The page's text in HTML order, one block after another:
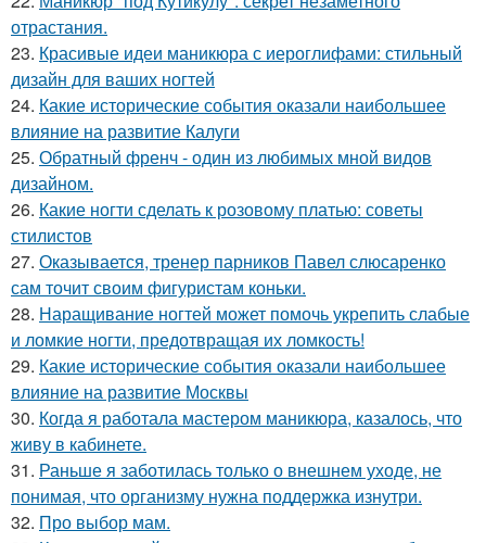
отрастания.
23. Красивые идеи маникюра с иероглифами: стильный
дизайн для ваших ногтей
24. Какие исторические события оказали наибольшее
влияние на развитие Калуги
25. Обратный френч - один из любимых мной видов
дизайном.
26. Какие ногти сделать к розовому платью: советы
стилистов
27. Оказывается, тренер парников Павел слюсаренко
сам точит своим фигуристам коньки.
28. Наращивание ногтей может помочь укрепить слабые
и ломкие ногти, предотвращая их ломкость!
29. Какие исторические события оказали наибольшее
влияние на развитие Москвы
30. Когда я работала мастером маникюра, казалось, что
живу в кабинете.
31. Раньше я заботилась только о внешнем уходе, не
понимая, что организму нужна поддержка изнутри.
32. Про выбор мам.